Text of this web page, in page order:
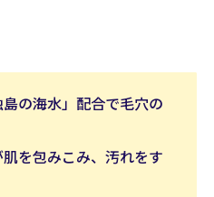
の海水」配合で毛穴の
を包みこみ、汚れをす